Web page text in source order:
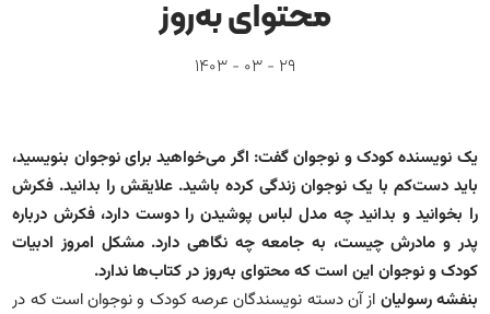
محتوای به‌روز
29 - 03 - 1403
یک نویسنده کودک و نوجوان گفت: اگر می‌خواهید برای نوجوان بنویسید،
باید دست‌کم با یک نوجوان زندگی کرده باشید. علایقش را بدانید. فکرش
را بخوانید و بدانید چه مدل لباس پوشیدن را دوست دارد، فکرش درباره
پدر و مادرش چیست، به جامعه چه نگاهی دارد. مشکل امروز ادبیات
کودک و نوجوان این است که محتوای به‌روز در کتاب‌ها ندارد.
بنفشه رسولیان از آن دسته نویسندگان عرصه کودک و نوجوان است که در